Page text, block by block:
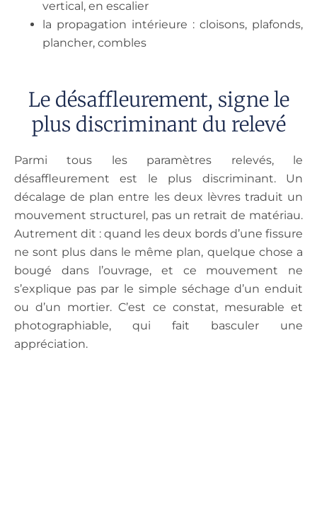
vertical, en escalier
la propagation intérieure : cloisons, plafonds,
plancher, combles
Le désaffleurement, signe le
plus discriminant du relevé
Parmi tous les paramètres relevés, le
désaffleurement est le plus discriminant. Un
décalage de plan entre les deux lèvres traduit un
mouvement structurel, pas un retrait de matériau.
Autrement dit : quand les deux bords d’une fissure
ne sont plus dans le même plan, quelque chose a
bougé dans l’ouvrage, et ce mouvement ne
s’explique pas par le simple séchage d’un enduit
ou d’un mortier. C’est ce constat, mesurable et
photographiable, qui fait basculer une
appréciation.